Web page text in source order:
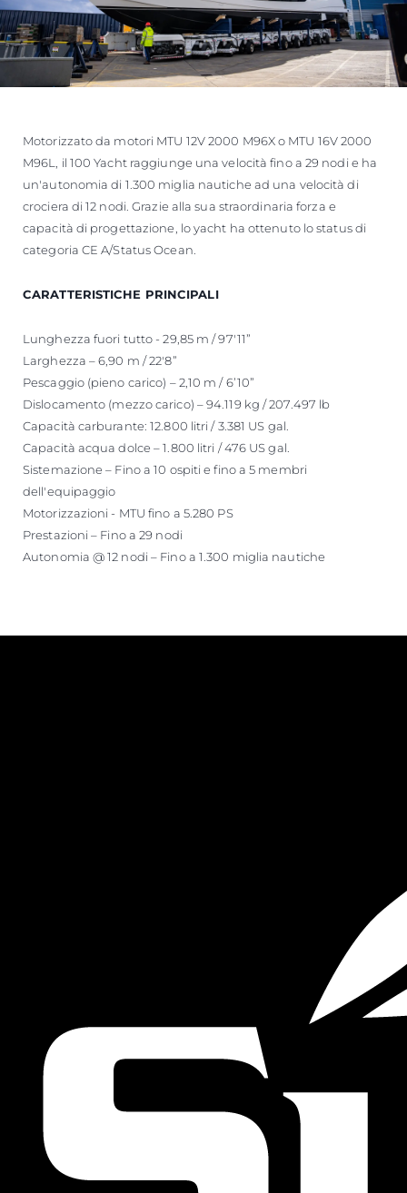
Motorizzato da motori MTU 12V 2000 M96X o MTU 16V 2000
M96L, il 100 Yacht raggiunge una velocità fino a 29 nodi e ha
un'autonomia di 1.300 miglia nautiche ad una velocità di
crociera di 12 nodi. Grazie alla sua straordinaria forza e
capacità di progettazione, lo yacht ha ottenuto lo status di
categoria CE A/Status Ocean.
CARATTERISTICHE PRINCIPALI
Lunghezza fuori tutto - 29,85 m / 97'11”
Larghezza – 6,90 m / 22'8”
Pescaggio (pieno carico) – 2,10 m / 6’10”
Dislocamento (mezzo carico) – 94.119 kg / 207.497 lb
Capacità carburante: 12.800 litri / 3.381 US gal.
Capacità acqua dolce – 1.800 litri / 476 US gal.
Sistemazione – Fino a 10 ospiti e fino a 5 membri
dell'equipaggio
Motorizzazioni - MTU fino a 5.280 PS
Prestazioni – Fino a 29 nodi
Autonomia @ 12 nodi – Fino a 1.300 miglia nautiche